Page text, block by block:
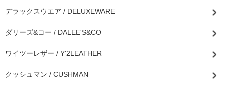
デラックスウエア / DELUXEWARE
ダリーズ&コー / DALEE'S&CO
ワイツーレザー / Y'2LEATHER
クッシュマン / CUSHMAN